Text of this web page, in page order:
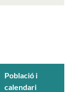
Població i
calendari